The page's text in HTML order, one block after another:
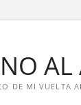
DE MI VUELTA